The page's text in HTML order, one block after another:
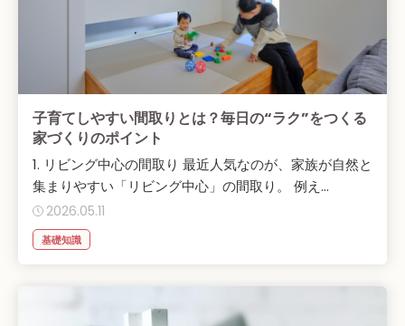
子育てしやすい間取りとは？毎日の“ラク”をつくる
家づくりのポイント
1. リビング中心の間取り 最近人気なのが、家族が自然と
集まりやすい「リビング中心」の間取り。 例え...
2026.05.11
基礎知識